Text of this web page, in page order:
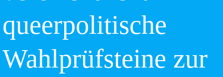
queerpolitische
Wahlprüfsteine zur